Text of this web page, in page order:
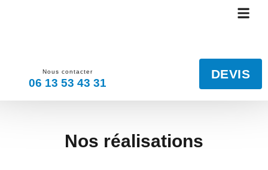
Nous contacter
06 13 53 43 31
DEVIS
Nos réalisations